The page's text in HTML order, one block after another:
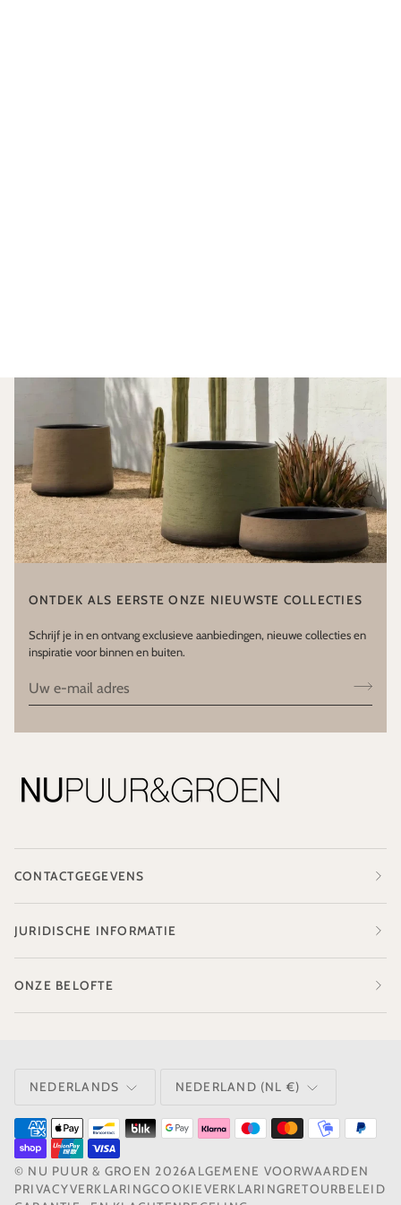
ONTDEK ALS EERSTE ONZE NIEUWSTE COLLECTIES
Schrijf je in en ontvang exclusieve aanbiedingen, nieuwe collecties en
inspiratie voor binnen en buiten.
CONTACTGEGEVENS
JURIDISCHE INFORMATIE
ONZE BELOFTE
NEDERLANDS NEDERLAND (NL €)
© NU PUUR & GROEN 2026ALGEMENE VOORWAARDEN
PRIVACYVERKLARINGCOOKIEVERKLARINGRETOURBELEID